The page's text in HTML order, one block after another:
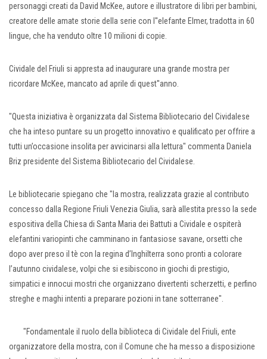
personaggi creati da David McKee, autore e illustratore di libri per bambini,
creatore delle amate storie della serie con l''elefante Elmer, tradotta in 60
lingue, che ha venduto oltre 10 milioni di copie.
Cividale del Friuli si appresta ad inaugurare una grande mostra per
ricordare McKee, mancato ad aprile di quest''anno.
"Questa iniziativa è organizzata dal Sistema Bibliotecario del Cividalese
che ha inteso puntare su un progetto innovativo e qualificato per offrire a
tutti un’occasione insolita per avvicinarsi alla lettura" commenta Daniela
Briz presidente del Sistema Bibliotecario del Cividalese.
Le bibliotecarie spiegano che "la mostra, realizzata grazie al contributo
concesso dalla Regione Friuli Venezia Giulia, sarà allestita presso la sede
espositiva della Chiesa di Santa Maria dei Battuti a Cividale e ospiterà
elefantini variopinti che camminano in fantasiose savane, orsetti che
dopo aver preso il tè con la regina d’Inghilterra sono pronti a colorare
l’autunno cividalese, volpi che si esibiscono in giochi di prestigio,
simpatici e innocui mostri che organizzano divertenti scherzetti, e perfino
streghe e maghi intenti a preparare pozioni in tane sotterranee".
"Fondamentale il ruolo della biblioteca di Cividale del Friuli, ente
organizzatore della mostra, con il Comune che ha messo a disposizione